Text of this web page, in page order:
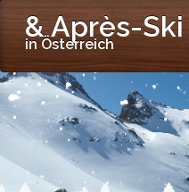
& Après-Ski
in Österreich